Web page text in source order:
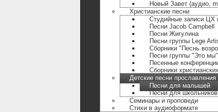
Новый Завет (аудио,
Христианские песни
Студийные записи ЦХ
Песни Jacob Campbell
Песни Жигулина
Песни группы Lege
Сборники "Песнь
Песни группы "Это мы"
Песенные
Сборники
Детские песни прославления
Песни для малышей
Песни для школьников
Семинары и проповеди
Стихи в аудиоформате